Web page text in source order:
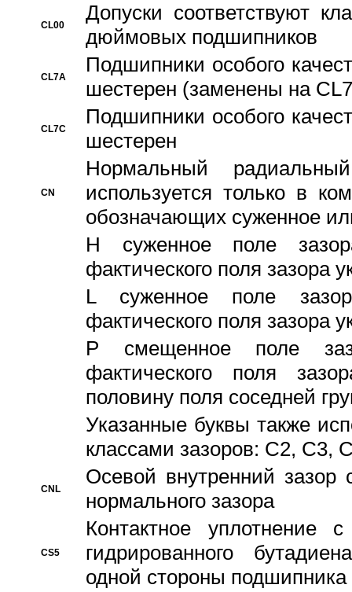
CL00
Допуски соответствуют
дюймовых подшипников
CL7A
Подшипники особого
шестерен (заменены на
CL7C
Подшипники особого
шестерен
CN
Hормальный
используется только в
обозначающих суженное
H суженное поле
фактического поля зазора
L суженное поле
фактического поля зазора
P смещенное поле
фактического поля
половину поля соседней
Указанные буквы также
классами зазоров: С2,
CNL
Осевой внутренний зазор
нормального зазора
CS5
Контактное уплотнение
гидрированного
одной стороны подшипника